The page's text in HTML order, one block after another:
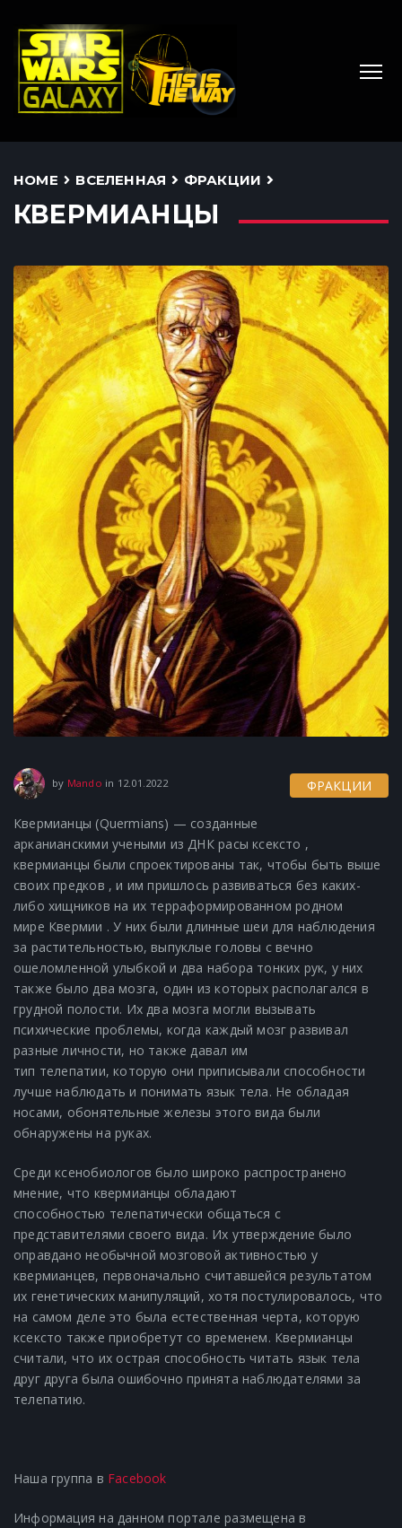
HOME ВСЕЛЕННАЯ ФРАКЦИИ
КВЕРМИАНЦЫ
by Mando in 12.01.2022 ФРАКЦИИ
Квермианцы (Quermians) — созданные
арканианскими учеными из ДНК расы ксексто ,
квермианцы были спроектированы так, чтобы быть выше
своих предков , и им пришлось развиваться без каких-
либо хищников на их терраформированном родном
мире Квермии . У них были длинные шеи для наблюдения
за растительностью, выпуклые головы с вечно
ошеломленной улыбкой и два набора тонких рук, у них
также было два мозга, один из которых располагался в
грудной полости. Их два мозга могли вызывать
психические проблемы, когда каждый мозг развивал
разные личности, но также давал им
тип телепатии, которую они приписывали способности
лучше наблюдать и понимать язык тела. Не обладая
носами, обонятельные железы этого вида были
обнаружены на руках.
Среди ксенобиологов было широко распространено
мнение, что квермианцы обладают
способностью телепатически общаться с
представителями своего вида. Их утверждение было
оправдано необычной мозговой активностью у
квермианцев, первоначально считавшейся результатом
их генетических манипуляций, хотя постулировалось, что
на самом деле это была естественная черта, которую
ксексто также приобретут со временем. Квермианцы
считали, что их острая способность читать язык тела
друг друга была ошибочно принята наблюдателями за
телепатию.
Наша группа в Facebook
Информация на данном портале размещена в